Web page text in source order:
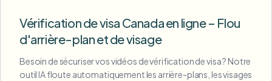
Vérification de visa Canada en ligne – Flou
d'arrière-plan et de visage
Besoin de sécuriser vos vidéos de vérification de visa ? Notre
outil IA floute automatiquement les arrière-plans, les visages